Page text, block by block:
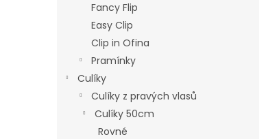
Fancy Flip
Easy Clip
Clip in Ofina
Pramínky
Culíky
Culíky z pravých vlasů
Culíky 50cm
Rovné